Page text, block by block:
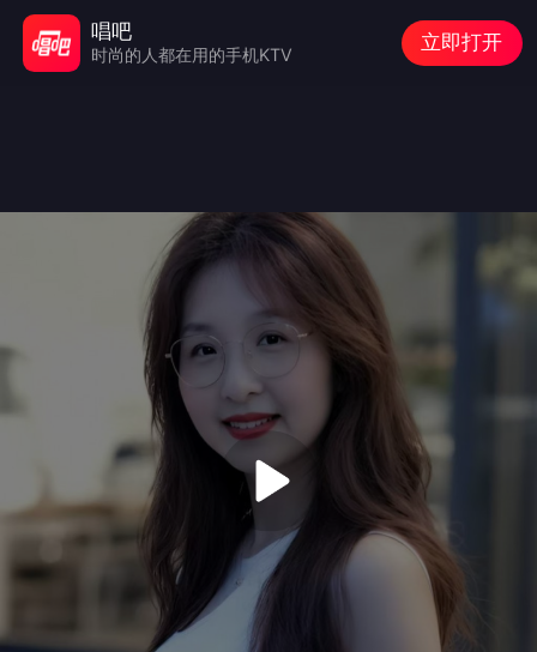
唱吧
时尚的人都在用的手机KTV
立即打开